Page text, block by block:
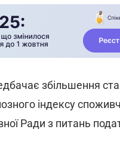
збільшення
індексу
Ради з питань